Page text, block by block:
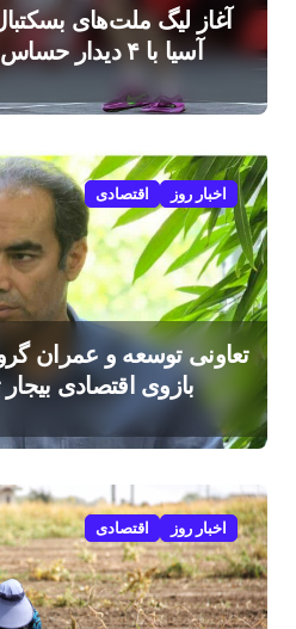
آغاز لیگ ملت‌های
آسیا با ۴ دیدار حساس از دوشنبه
اخبار روز اقتصادی
تعاونی توسعه و عمران
بازوی اقتصادی
اخبار روز اقتصادی